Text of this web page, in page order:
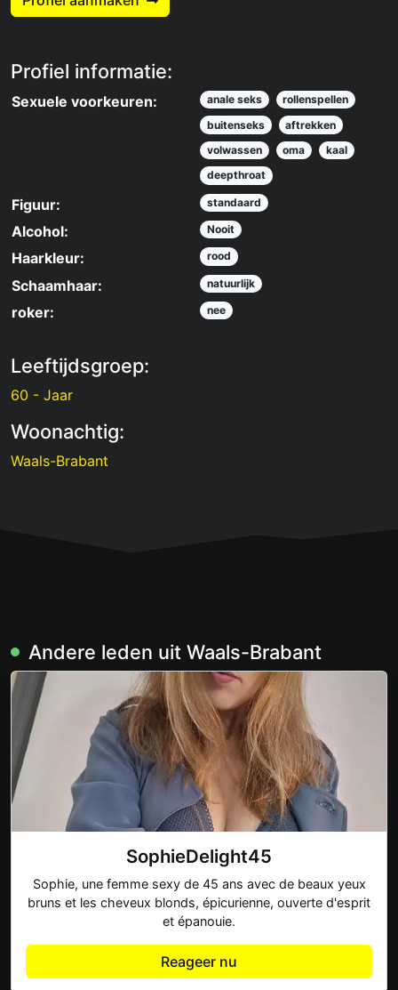
Profiel informatie:
Sexuele voorkeuren: anale seks
rollenspellen
buitenseks
aftrekken
volwassen
oma
kaal
deepthroat
Figuur: standaard
Alcohol: Nooit
Haarkleur: rood
Schaamhaar: natuurlijk
roker: nee
Leeftijdsgroep:
60 - Jaar
Woonachtig:
Waals-Brabant
Andere leden uit Waals-Brabant
SophieDelight45
Sophie, une femme sexy de 45 ans avec de beaux yeux
bruns et les cheveux blonds, épicurienne, ouverte d'esprit
et épanouie.
Reageer nu